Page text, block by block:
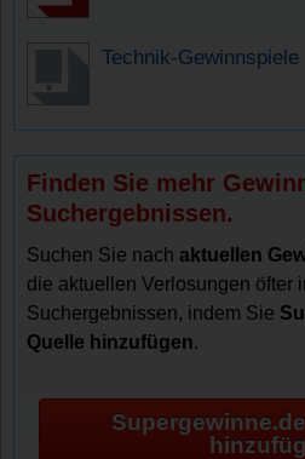
Technik-Gewinnspiele
Finden Sie mehr
Suchergebnissen.
Suchen Sie nachaktuellen
die aktuellen Verlosungen öfter
Suchergebnissen, indem Sie
Quelle hinzufügen.